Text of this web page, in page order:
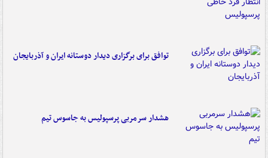
توافق برای برگزاری دیدار دوستانه ایران و آذربایجان
هشدار سرمربی پرسپولیس به جاسوس تیم